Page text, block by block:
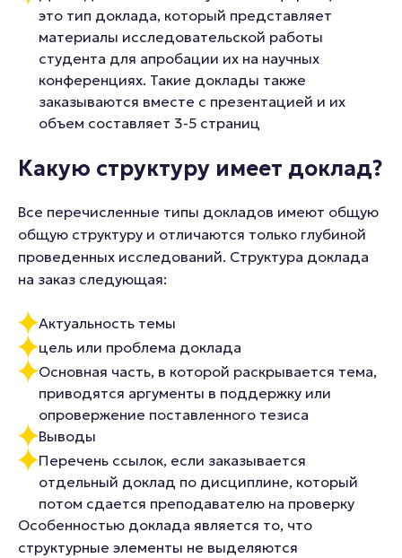
это тип доклада, который представляет
материалы исследовательской работы
студента для апробации их на научных
конференциях. Такие доклады также
заказываются вместе с презентацией и их
объем составляет 3-5 страниц
Какую структуру имеет доклад?
Все перечисленные типы докладов имеют общую
общую структуру и отличаются только глубиной
проведенных исследований. Структура доклада
на заказ следующая:
Актуальность темы
цель или проблема доклада
Основная часть, в которой раскрывается тема,
приводятся аргументы в поддержку или
опровержение поставленного тезиса
Выводы
Перечень ссылок, если заказывается
отдельный доклад по дисциплине, который
потом сдается преподавателю на проверку
Особенностью доклада является то, что
структурные элементы не выделяются